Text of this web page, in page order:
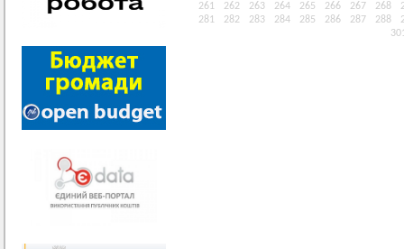
261
262 263 264 265 266 267 268
281
282 283 284 285 286 287 288